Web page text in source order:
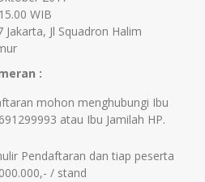
WIB
Jl Squadron Halim
:
mohon menghubungi Ibu
atau Ibu Jamilah HP.
Pendaftaran dan tiap peserta
/ stand